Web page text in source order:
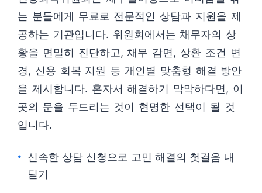
는 분들에게 무료로 전문적인 상담과 지원을 제
공하는 기관입니다. 위원회에서는 채무자의 상
황을 면밀히 진단하고, 채무 감면, 상환 조건 변
경, 신용 회복 지원 등 개인별 맞춤형 해결 방안
을 제시합니다. 혼자서 해결하기 막막하다면, 이
곳의 문을 두드리는 것이 현명한 선택이 될 것
입니다.
신속한 상담 신청으로 고민 해결의 첫걸음 내
딛기